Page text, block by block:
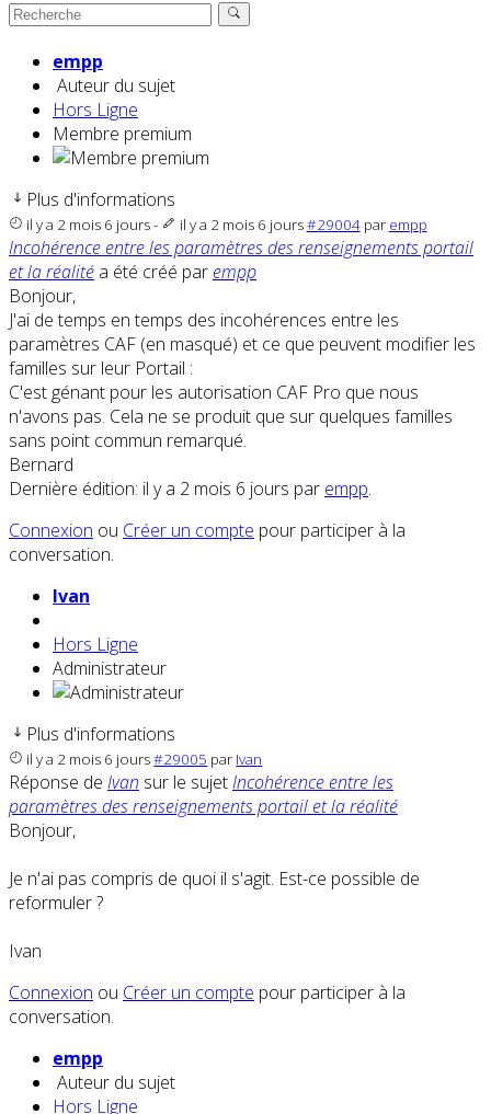
empp
Auteur du sujet
Hors Ligne
Membre premium
Plus d'informations
il y a 2 mois 6 jours- il y a 2 mois 6 jours#29004 par empp
Incohérence entre les paramètres des renseignements portail
et la réalité a été créé par empp
Bonjour,
J'ai de temps en temps des incohérences entre les
paramètres CAF (en masqué) et ce que peuvent modifier les
familles sur leur Portail :
C'est génant pour les autorisation CAF Pro que nous
n'avons pas. Cela ne se produit que sur quelques familles
sans point commun remarqué.
Bernard
Dernière édition: il y a 2 mois 6 jours par empp.
Connexion ou Créer un compte pour participer à la
conversation.
Ivan
Hors Ligne
Administrateur
Plus d'informations
il y a 2 mois 6 jours#29005 par Ivan
Réponse de Ivan sur le sujetIncohérence entre les
paramètres des renseignements portail et la réalité
Bonjour,
Je n'ai pas compris de quoi il s'agit. Est-ce possible de
reformuler ?
Ivan
Connexion ou Créer un compte pour participer à la
conversation.
empp
Auteur du sujet
Hors Ligne